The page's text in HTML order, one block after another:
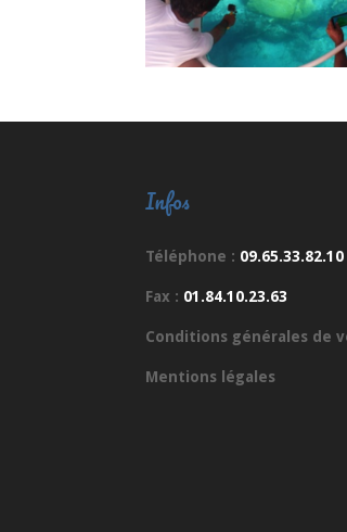
Infos
Téléphone : 09.65.33.82.10
Fax : 01.84.10.23.63
Conditions générales de
Mentions légales